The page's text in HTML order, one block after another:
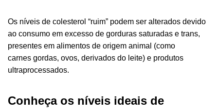
Os níveis de colesterol “ruim” podem ser alterados devido
ao consumo em excesso de gorduras saturadas e trans,
presentes em alimentos de origem animal (como
carnes gordas, ovos, derivados do leite) e produtos
ultraprocessados.
Conheça os níveis ideais de